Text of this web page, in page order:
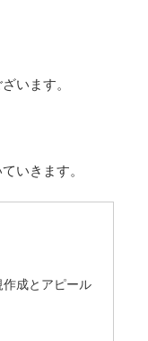
います。
いきます。
成とアピール